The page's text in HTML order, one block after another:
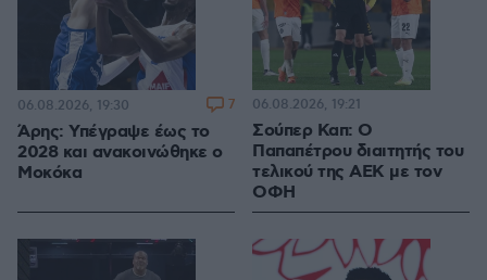
Άρης: Υπέγραψε έως το
2028 και ανακοινώθηκε ο
Μοκόκα
06.08.2026, 19:30 7
Σούπερ Καπ: Ο
Παπαπέτρου διαιτητής του
τελικού της ΑΕΚ με τον
ΟΦΗ
06.08.2026, 19:21